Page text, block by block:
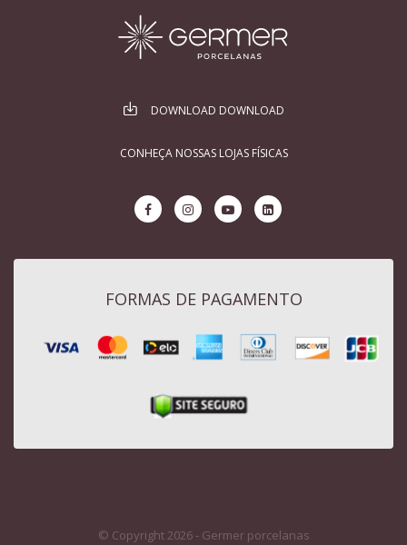
DOWNLOAD DOWNLOAD
CONHEÇA NOSSAS LOJAS FÍSICAS
FORMAS DE PAGAMENTO
© Copyright 2026 - Germer porcelanas